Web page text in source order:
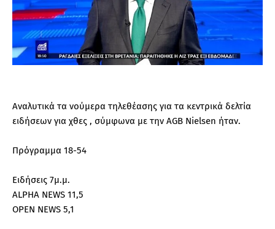
Αναλυτικά τα νούμερα τηλεθέασης για τα κεντρικά δελτία
ειδήσεων για χθες , σύμφωνα με την AGB Nielsen ήταν.
Πρόγραμμα 18-54
Ειδήσεις 7μ.μ.
ALPHA NEWS 11,5
OPEN NEWS 5,1